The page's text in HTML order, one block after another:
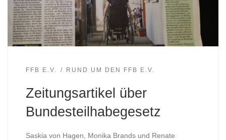
FFB E.V. RUND UM DEN FFB E.V.
Zeitungsartikel über
Bundesteilhabegesetz
Saskia von Hagen, Monika Brands und Renate